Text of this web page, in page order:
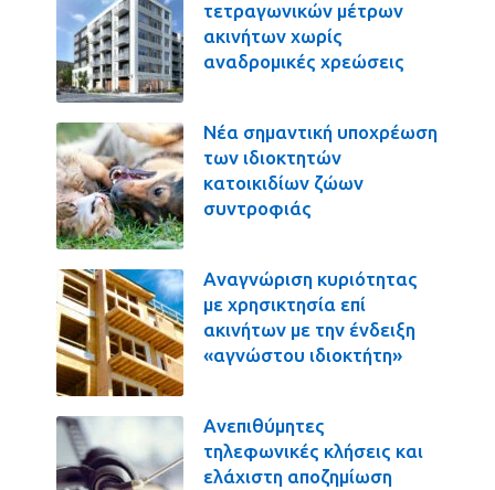
τετραγωνικών μέτρων
ακινήτων χωρίς
αναδρομικές χρεώσεις
Νέα σημαντική υποχρέωση
των ιδιοκτητών
κατοικιδίων ζώων
συντροφιάς
Αναγνώριση κυριότητας
με χρησικτησία επί
ακινήτων με την ένδειξη
«αγνώστου ιδιοκτήτη»
Ανεπιθύμητες
τηλεφωνικές κλήσεις και
ελάχιστη αποζημίωση